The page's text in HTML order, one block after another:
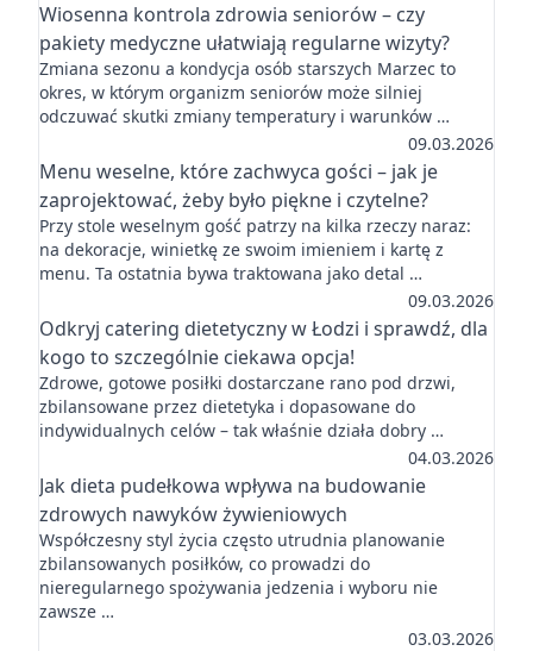
Wiosenna kontrola zdrowia seniorów – czy
pakiety medyczne ułatwiają regularne wizyty?
Zmiana sezonu a kondycja osób starszych Marzec to
okres, w którym organizm seniorów może silniej
odczuwać skutki zmiany temperatury i warunków …
09.03.2026
Menu weselne, które zachwyca gości – jak je
zaprojektować, żeby było piękne i czytelne?
Przy stole weselnym gość patrzy na kilka rzeczy naraz:
na dekoracje, winietkę ze swoim imieniem i kartę z
menu. Ta ostatnia bywa traktowana jako detal …
09.03.2026
Odkryj catering dietetyczny w Łodzi i sprawdź, dla
kogo to szczególnie ciekawa opcja!
Zdrowe, gotowe posiłki dostarczane rano pod drzwi,
zbilansowane przez dietetyka i dopasowane do
indywidualnych celów – tak właśnie działa dobry …
04.03.2026
Jak dieta pudełkowa wpływa na budowanie
zdrowych nawyków żywieniowych
Współczesny styl życia często utrudnia planowanie
zbilansowanych posiłków, co prowadzi do
nieregularnego spożywania jedzenia i wyboru nie
zawsze …
03.03.2026